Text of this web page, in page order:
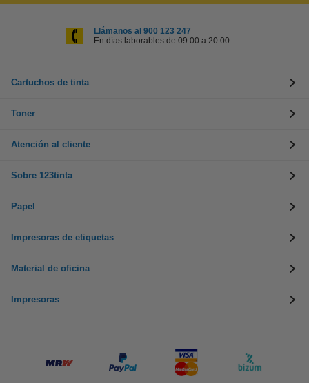
Llámanos al 900 123 247
En días laborables de 09:00 a 20:00.
Cartuchos de tinta
Toner
Atención al cliente
Sobre 123tinta
Papel
Impresoras de etiquetas
Material de oficina
Impresoras